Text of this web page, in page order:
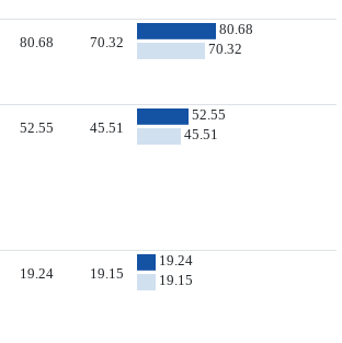
80.68 70.32
80.68
70.32
52.55 45.51
52.55
45.51
19.24 19.15
19.24
19.15